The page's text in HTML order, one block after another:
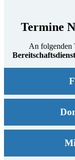
Termine
An folgenden
Bereitschaftsdienst